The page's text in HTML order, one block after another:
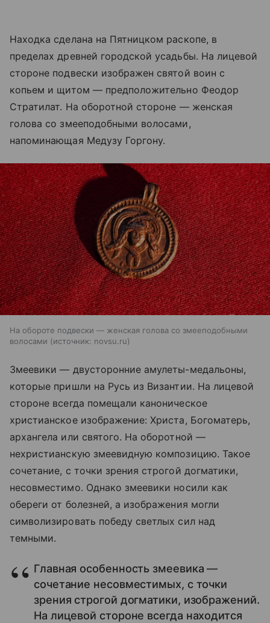
Находка сделана на Пятницком раскопе, в
пределах древней городской усадьбы. На лицевой
стороне подвески изображен святой воин с
копьем и щитом — предположительно Феодор
Стратилат. На оборотной стороне — женская
голова со змееподобными волосами,
напоминающая Медузу Горгону.
На обороте подвески — женская голова со змееподобными
волосами
источник: novsu.ru
Змеевики — двусторонние амулеты-медальоны,
которые пришли на Русь из Византии. На лицевой
стороне всегда помещали каноническое
христианское изображение: Христа, Богоматерь,
архангела или святого. На оборотной —
нехристианскую змеевидную композицию. Такое
сочетание, с точки зрения строгой догматики,
несовместимо. Однако змеевики носили как
обереги от болезней, а изображения могли
символизировать победу светлых сил над
темными.
Главная особенность змеевика —
сочетание несовместимых, с точки
зрения строгой догматики, изображений.
На лицевой стороне всегда находится